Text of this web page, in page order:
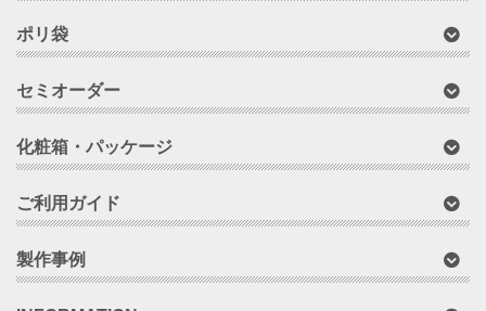
ポリ袋
セミオーダー
化粧箱・パッケージ
ご利用ガイド
製作事例